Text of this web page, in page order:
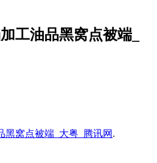
工油品黑窝点被端_
窝点被端_大粤_腾讯网 .